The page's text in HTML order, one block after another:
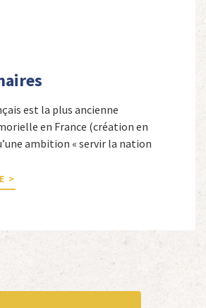
est la plus ancienne
en France (création en
ambition « servir la nation
Afin d’atteindre cet objectif,
entretient des liens amicaux
afin de faire vivre […]
>